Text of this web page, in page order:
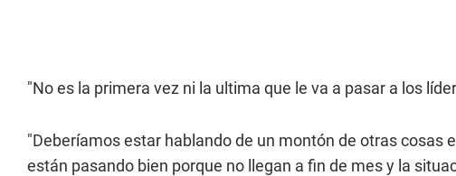
"No es la primera vez ni la ultima que le va a pasar a los
"Deberíamos estar hablando de un montón de otras cosas
están pasando bien porque no llegan a fin de mes y la